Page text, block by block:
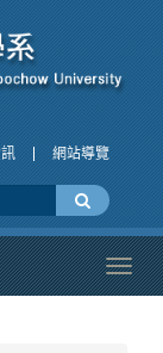
網站導覽